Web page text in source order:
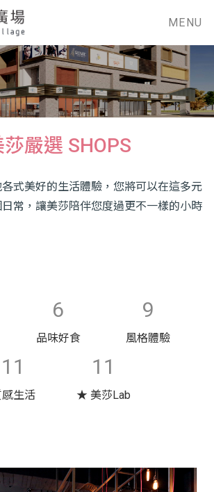
MENU
莎嚴選 SHOPS
式美好的生活體驗，您將可以在這多元
常，讓美莎陪伴您度過更不一樣的小時
6
品味好食
9
風格體驗
11
感生活
11
★ 美莎Lab